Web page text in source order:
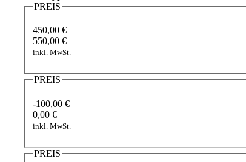
PREIS
450,00 €
550,00 €
inkl. MwSt.
PREIS
-100,00 €
0,00 €
inkl. MwSt.
PREIS